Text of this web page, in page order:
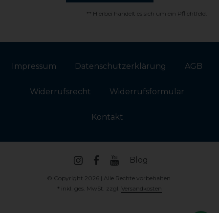
** Hierbei handelt es sich um ein Pflichtfeld.
Impressum Daten­schutz­erklärung AGB
Widerrufs­recht Widerrufs­formular
Kontakt
Blog
© Copyright 2026 | Alle Rechte vorbehalten.
* inkl. ges. MwSt. zzgl. Versandkosten